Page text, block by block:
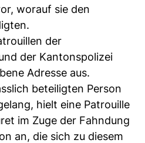
worauf sie den
der
der Kantonspolizei
Adresse aus.
beteiligten Person
hielt eine Patrouille
im Zuge der Fahndung
an, die sich zu diesem